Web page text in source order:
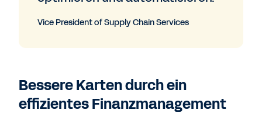
Vice President of Supply Chain Services
Bessere Karten durch ein
effizientes Finanzmanagement